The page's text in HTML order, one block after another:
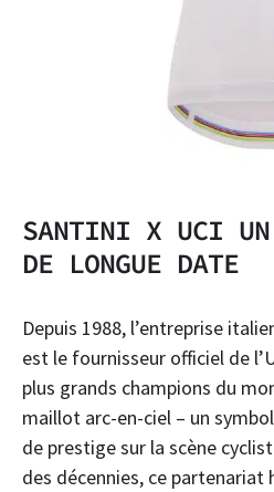
SANTINI X UCI UN
DE LONGUE DATE
Depuis 1988, l’entreprise
est le fournisseur officiel de
plus grands champions du
maillot arc-en-ciel – un
de prestige sur la scène
des décennies, ce partenariat